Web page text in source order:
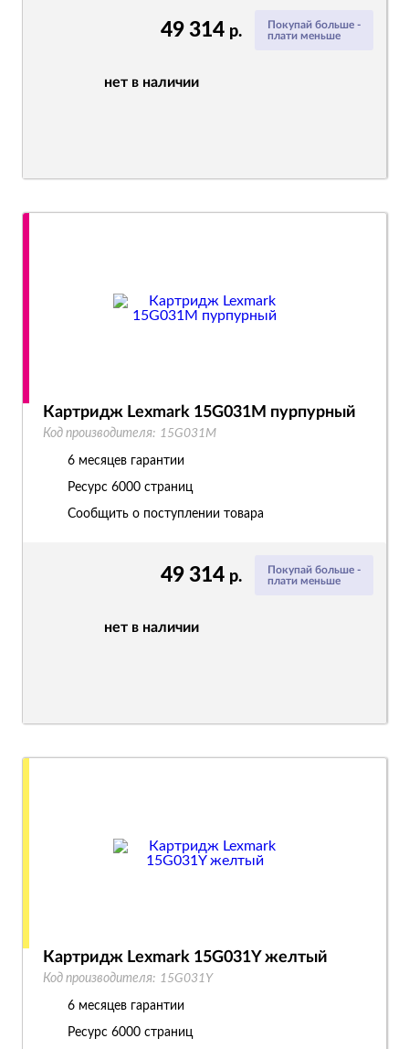
Покупай больше -
плати меньше
49 314 р.
нет в наличии
Покупай больше -
плати меньше
49 314 р.
нет в наличии
Картридж Lexmark 15G031M пурпурный
Код производителя: 15G031M
6 месяцев гарантии
Ресурс 6000 страниц
Сообщить о поступлении товара
Картридж Lexmark 15G031Y желтый
Код производителя: 15G031Y
6 месяцев гарантии
Ресурс 6000 страниц